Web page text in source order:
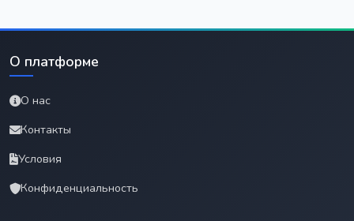
О платформе
О нас
Контакты
Условия
Конфиденциальность